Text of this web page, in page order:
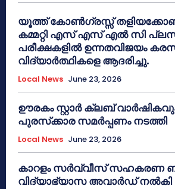
യൂത്ത് കോൺഗ്രസ്സ്
കമ്മറ്റി എസ് എസ് എൽ സി
പരീക്ഷകളിൽ ഉന്നതവിജയം
വിദ്യാർത്ഥികളെ ആദരിച്ചു.
Local News June 23, 2026
ഊരകം സ്റ്റാർ ക്ലബ്
പുരസ്‌ക്കാര സമർപ്പണം നടത്തി
Local News June 23, 2026
കാറളം സർവ്വീസ് സഹകരണ
വിദ്യാഭ്യാസ അവാർഡ് നൽകി